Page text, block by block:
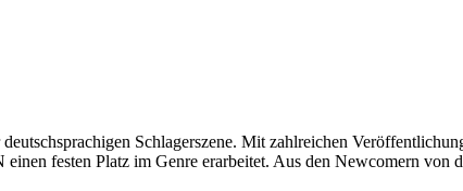
Schlagerszene. Mit zahlreichen
festen Platz im Genre erarbeitet. Aus den Newcomern von